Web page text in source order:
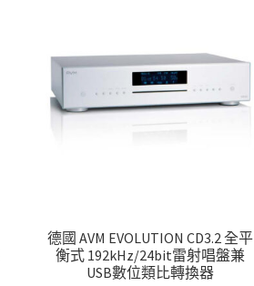
德國 AVM EVOLUTION CD3.2 全平
衡式 192kHz/24bit雷射唱盤兼
USB數位類比轉換器